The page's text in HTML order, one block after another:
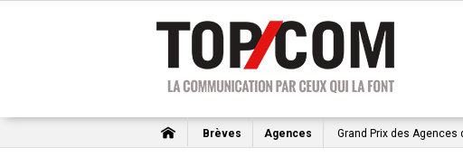
Brèves Agences Grand Prix des Agences